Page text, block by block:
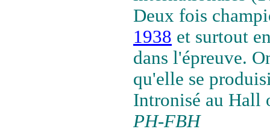
Deux fois
1938 et surtout
dans l'épreuve.
qu'elle se
Intronisé au Hall
PH-FBH